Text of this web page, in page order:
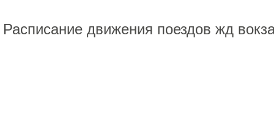
Расписание движения поездов жд